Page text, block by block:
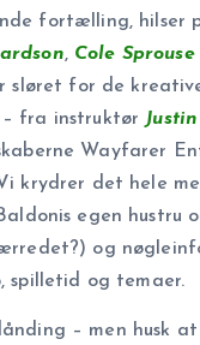
fortælling, hilser
, Cole Sprouse
sløret for de
fra instruktør
Wayfarer
Vi krydrer det hele
egen hustru
og
spilletid og temaer.
– men husk